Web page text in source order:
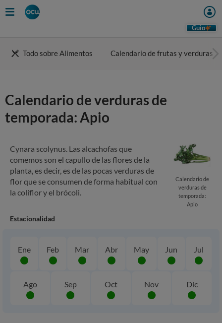
to
Guio
Todo sobre Alimentos Calendario de frutas y verduras
Calendario de verduras de
temporada: Apio
Cynara scolynus. Las alcachofas que
comemos son el capullo de las flores de la
planta, es decir, es de las pocas verduras de
flor que se consumen de forma habitual con
la coliflor y el brócoli.
Calendario de
verduras de
temporada:
Apio
Estacionalidad
Ene Feb Mar Abr May Jun Jul
Ago Sep Oct Nov Dic